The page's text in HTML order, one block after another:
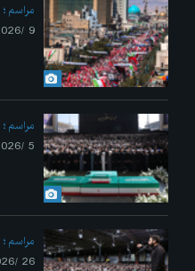
مراسم
9 /Jul/ 2026
مراسم
5 /Jul/ 2026
مراسم
26 /Jun/ 2026